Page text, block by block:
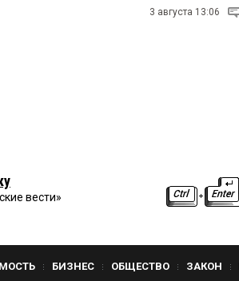
3 августа 13:06
вести»
БИЗНЕС ОБЩЕСТВО ЗАКОН